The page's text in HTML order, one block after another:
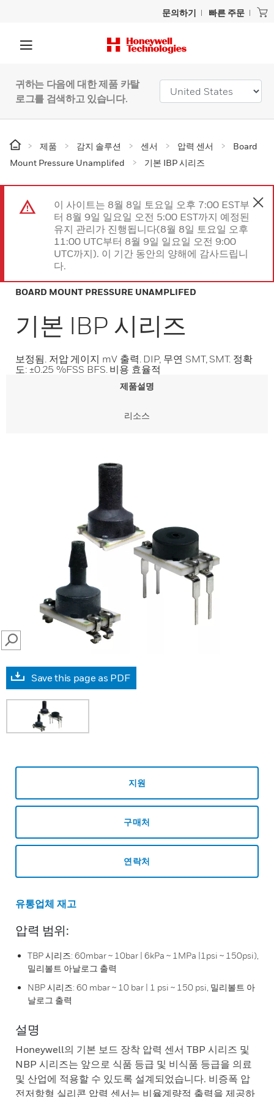
문의하기 빠른 주문
귀하는 다음에 대한 제품 카탈
로그를 검색하고 있습니다.
제품 감지 솔루션 센서 압력 센서
Board
Mount Pressure Unamplifed
기본 IBP 시리즈
이 사이트는 8월 8일 토요일 오후 7:00 EST부
터 8월 9일 일요일 오전 5:00 EST까지 예정된
유지 관리가 진행됩니다(8월 8일 토요일 오후
11:00 UTC부터 8월 9일 일요일 오전 9:00
UTC까지). 이 기간 동안의 양해에 감사드립니
다.
BOARD MOUNT PRESSURE UNAMPLIFED
기본 IBP 시리즈
보정됨. 저압 게이지 mV 출력. DIP, 무연 SMT, SMT. 정확
도: ±0.25 %FSS BFS. 비용 효율적
제품설명
리소스
SEARCH
Save this page as PDF
지원
구매처
연락처
유통업체 재고
압력 범위:
TBP 시리즈: 60mbar ~ 10bar | 6kPa ~ 1MPa |1psi ~ 150psi),
밀리볼트 아날로그 출력
NBP 시리즈: 60 mbar ~ 10 bar | 1 psi ~ 150 psi, 밀리볼트 아
날로그 출력
설명
Honeywell의 기본 보드 장착 압력 센서 TBP 시리즈 및
NBP 시리즈는 앞으로 식품 등급 및 비식품 등급을 의료
및 산업에 적용할 수 있도록 설계되었습니다. 비증폭 압
전저항형 실리콘 압력 센서는 비율계량적 출력을 제공하